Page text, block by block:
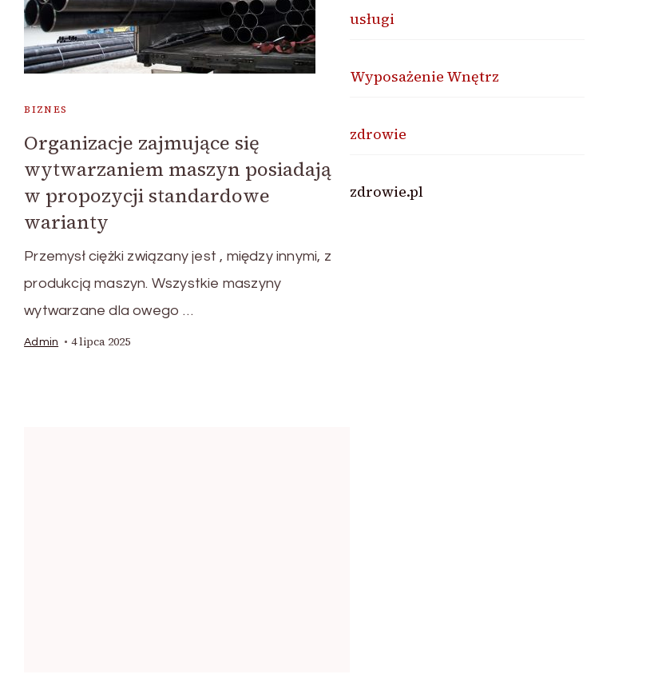
BIZNES
Organizacje zajmujące się
wytwarzaniem maszyn posiadają
w propozycji standardowe
warianty
Przemysł ciężki związany jest , między innymi, z
produkcją maszyn. Wszystkie maszyny
wytwarzane dla owego …
Admin 4 lipca 2025
usługi
Wyposażenie Wnętrz
zdrowie
zdrowie.pl